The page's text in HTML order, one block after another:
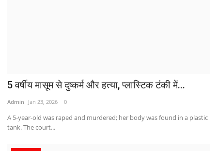
5 वर्षीय मासूम से दुष्कर्म और हत्या, प्लास्टिक टंकी में...
Admin Jan 23, 2026 0
A 5-year-old was raped and murdered; her body was found in a plastic
tank. The court...